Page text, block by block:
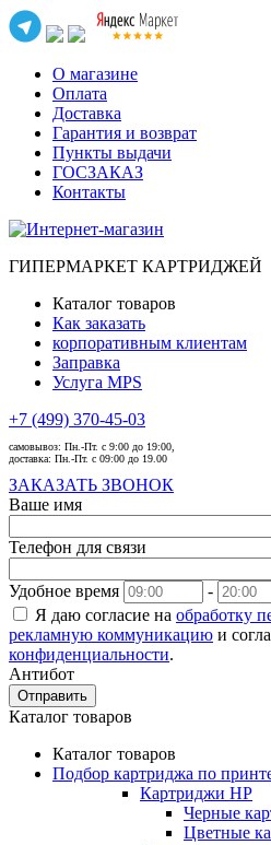
О магазине
Оплата
Доставка
Гарантия и возврат
Пункты выдачи
ГОСЗАКАЗ
Контакты
ГИПЕРМАРКЕТ КАРТРИДЖЕЙ
Каталог товаров
Как заказать
корпоративным клиентам
Заправка
Услуга MPS
+7 (499) 370-45-03
самовывоз: Пн.-Пт. с 9:00 до 19:00,
доставка: Пн.-Пт. с 09:00 до 19.00
ЗАКАЗАТЬ ЗВОНОК
Ваше имя
Телефон для связи
Удобное время
-
Я даю согласие на обработку
рекламную коммуникацию и
конфиденциальности.
Антибот
Отправить
Каталог товаров
Каталог товаров
Подбор картриджа по
Картриджи HP
Черные
Цветные